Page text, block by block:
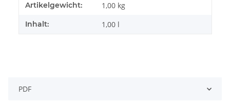
Artikelgewicht: 1,00 kg
Inhalt: 1,00 l
PDF